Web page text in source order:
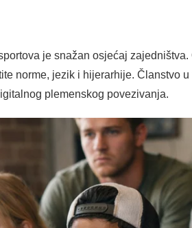
je snažan osjećaj
norme, jezik i hijerarhije. Članstvo
plemenskog povezivanja.